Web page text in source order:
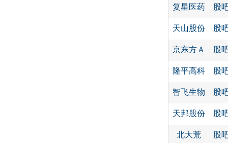
复星医药 股
天山股份 股
京东方Ａ 股
隆平高科 股
智飞生物 股
天邦股份 股
北大荒 股